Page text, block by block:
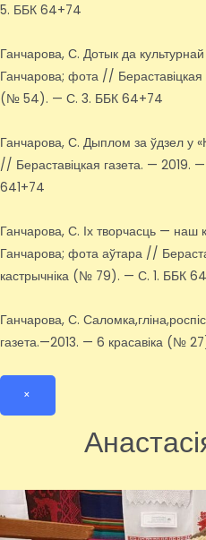
5. ББК 64+74
Ганчарова, С. Дотык да
Ганчарова; фота //
(№ 54). — С. 3. ББК 64+74
Ганчарова, С. Дыплом за ўдзел у
// Бераставіцкая газета. —
641+74
Ганчарова, С. Іх творчасць — наш
Ганчарова; фота аўтара //
кастрычніка (№ 79). — С. 1. ББК
Ганчарова, С.
газета.—2013. — 6 красавіка (№
×